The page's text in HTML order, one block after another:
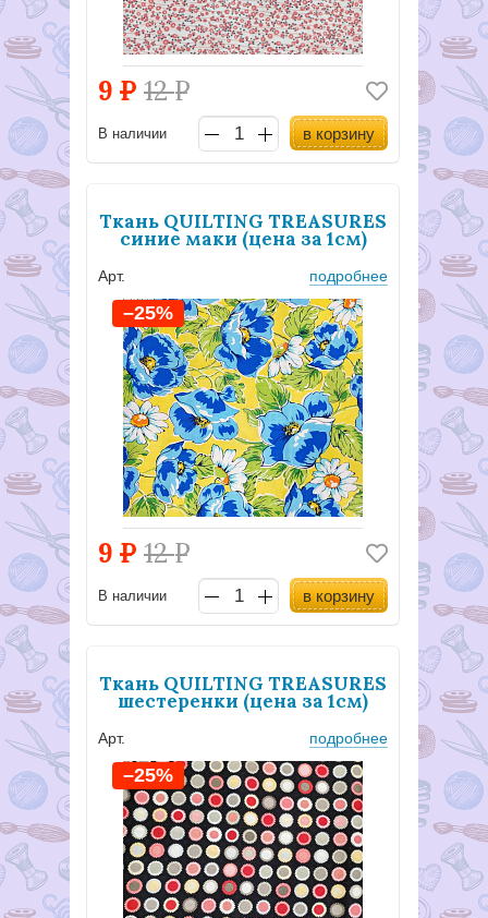
9 Р 12Р
В наличии в корзину
Ткань QUILTING TREASURES
синие маки (цена за 1см)
Арт. подробнее
9 Р 12Р
–25%
В наличии в корзину
Ткань QUILTING TREASURES
шестеренки (цена за 1см)
Арт. подробнее
–25%